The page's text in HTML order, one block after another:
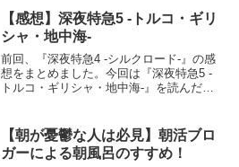
/文響社/水野敬也posted with カエ...
【感想】深夜特急5 -トルコ・ギリ
シャ・地中海-
前回、『深夜特急4 -シルクロード-』の感
想をまとめました。今回は『深夜特急5 -
トルコ・ギリシャ・地中海-』を読んだの
カエレバ楽天市場Amazon...
【朝が憂鬱な人は必見】朝活ブロ
ガーによる朝風呂のすすめ！